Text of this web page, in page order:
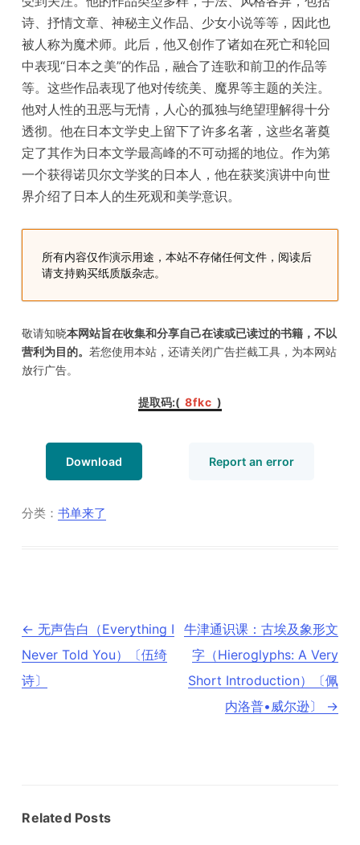
诗、抒情文章、神秘主义作品、少女小说等等，因此也
被人称为魔术师。此后，他又创作了诸如在死亡和轮回
中表现“日本之美”的作品，融合了连歌和前卫的作品等
等。这些作品表现了他对传统美、魔界等主题的关注。
他对人性的丑恶与无情，人心的孤独与绝望理解得十分
透彻。他在日本文学史上留下了许多名著，这些名著奠
定了其作为日本文学最高峰的不可动摇的地位。作为第
一个获得诺贝尔文学奖的日本人，他在获奖演讲中向世
界介绍了日本人的生死观和美学意识。
所有内容仅作演示用途，本站不存储任何文件，阅读后
请支持购买纸质版杂志。
敬请知晓本网站旨在收集和分享自己在读或已读过的书籍，不以
营利为目的。若您使用本站，还请关闭广告拦截工具，为本网站
放行广告。
提取码:( 8fkc )
Download Report an error
分类：书单来了
文
章
导
← 无声告白（Everything I
Never Told You）〔伍绮
诗〕
牛津通识课：古埃及象形文
字（Hieroglyphs: A Very
Short Introduction）〔佩
内洛普•威尔逊〕
→
Related Posts